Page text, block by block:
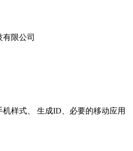
限公司
样式、 生成ID、必要的移动应用